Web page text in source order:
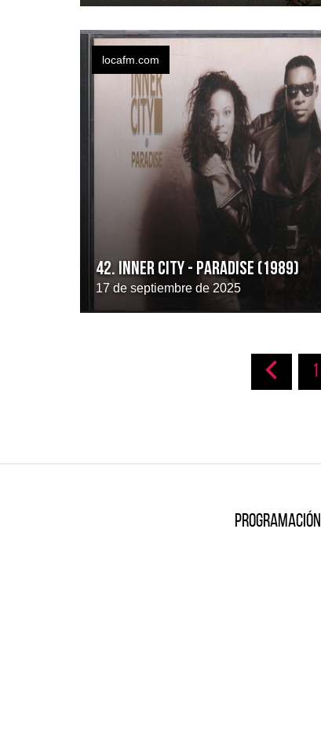
42. INNER CITY - PARADISE (1989)
17 de septiembre de 2025
locafm.com
1
Programación